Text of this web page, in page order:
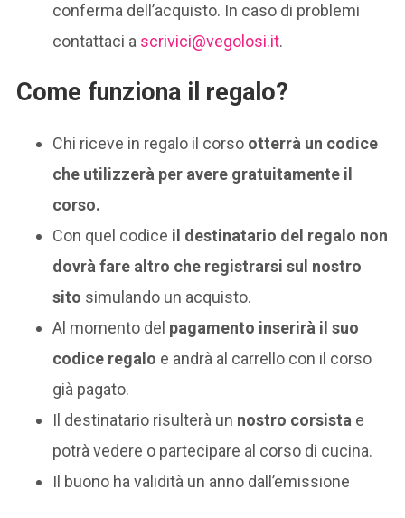
conferma dell’acquisto. In caso di problemi
contattaci a scrivici@vegolosi.it.
Come funziona il regalo?
Chi riceve in regalo il corso otterrà un codice
che utilizzerà per avere gratuitamente il
corso.
Con quel codice il destinatario del regalo non
dovrà fare altro che registrarsi sul nostro
sito simulando un acquisto.
Al momento del pagamento inserirà il suo
codice regalo e andrà al carrello con il corso
già pagato.
Il destinatario risulterà un nostro corsista e
potrà vedere o partecipare al corso di cucina.
Il buono ha validità un anno dall’emissione